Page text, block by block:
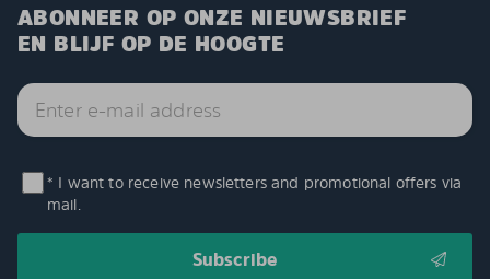
ABONNEER OP ONZE NIEUWSBRIEF
EN BLIJF OP DE HOOGTE
* I want to receive newsletters and promotional offers via
mail.